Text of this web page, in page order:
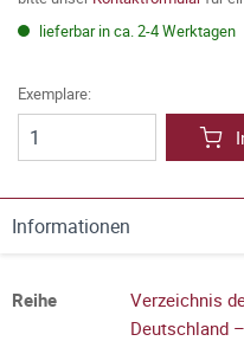
lieferbar in ca. 2-4 Werktagen
Exemplare:
Informationen
Reihe
Verzeichnis
Deutschland